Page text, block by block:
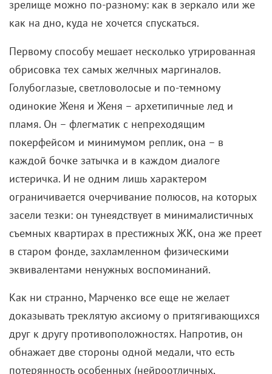
одинокие Женя и Женя – архетипичные лед и
пламя. Он – флегматик с непреходящим
покерфейсом и минимумом реплик, она – в
каждой бочке затычка и в каждом диалоге
истеричка. И не одним лишь характером
ограничивается очерчивание полюсов, на которых
засели тезки: он тунеядствует в минималистичных
съемных квартирах в престижных ЖК, она же преет
в старом фонде, захламленном физическими
эквивалентами ненужных воспоминаний.
Как ни странно, Марченко все еще не желает
доказывать треклятую аксиому о притягивающихся
друг к другу противоположностях. Напротив, он
обнажает две стороны одной медали, что есть
потерянность особенных (нейроотличных,
душевнобольных, тяготеющих к созависимости и
привязанности людей. Причем, что примечательно,
людей
и в возрасте около 30 лет,
возраст этот всеми правдами и неправдами